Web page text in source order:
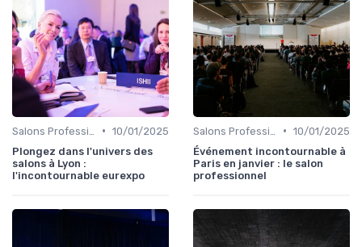
• 10/01/2025
Plongez dans l'univers des
salons à Lyon :
l'incontournable eurexpo
• 10/01/2025
Événement incontournable à
Paris en janvier : le salon
professionnel